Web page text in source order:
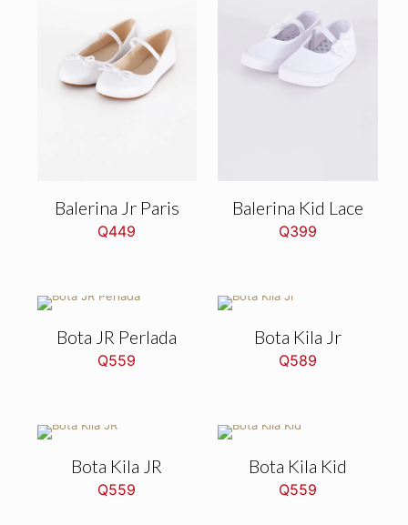
Balerina Jr Paris
Q449
Balerina Kid Lace
Q399
Bota JR Perlada
Q559
Bota Kila Jr
Q589
Bota Kila JR
Q559
Bota Kila Kid
Q559